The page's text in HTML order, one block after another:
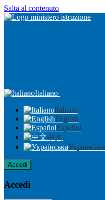
Salta al contenuto
Italiano
Italiano
English
Español
中文
Українська
Accedi
Accedi